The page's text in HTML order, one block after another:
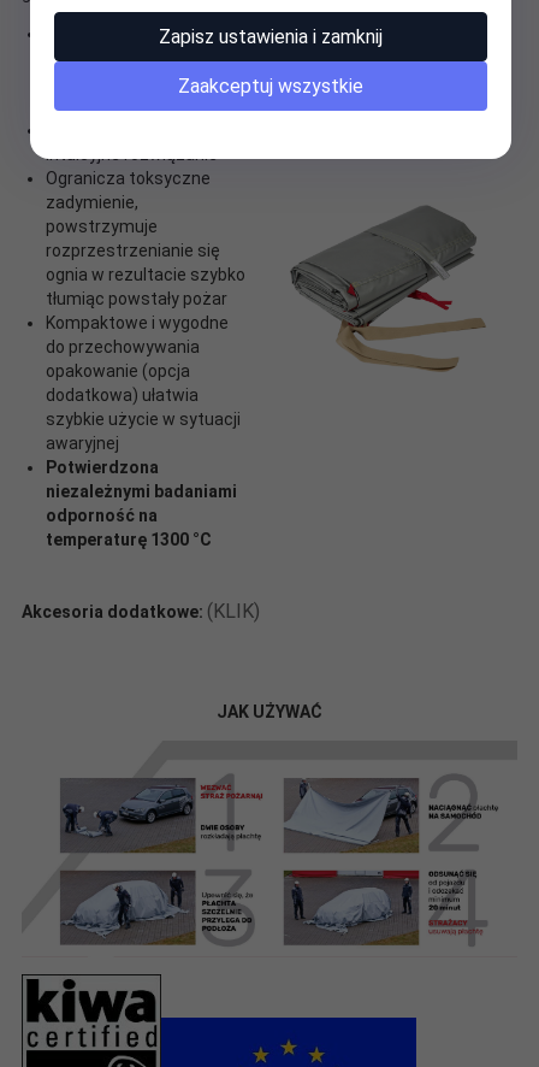
Skutecznie tłumi pożary
pojazdów elektrycznych,
hybrydowych, a także z
silnikiem spalinowym
intuicyjne rozwiązanie
Ogranicza toksyczne
zadymienie,
powstrzymuje
rozprzestrzenianie się
ognia w rezultacie szybko
tłumiąc powstały pożar
Kompaktowe i wygodne
do przechowywania
opakowanie (opcja
dodatkowa) ułatwia
szybkie użycie w sytuacji
awaryjnej
Potwierdzona
niezależnymi badaniami
odporność na
temperaturę 1300 °C
Akcesoria dodatkowe: (KLIK)
JAK UŻYWAĆ
Zapisz ustawienia i zamknij
Zaakceptuj wszystkie